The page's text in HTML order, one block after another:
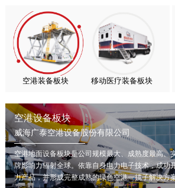
空港装备板块 移动医疗装备板块
空港设备板块
威海广泰空港设备股份有限公司
空港地面设备板块是公司规模最大、成熟度最高、
牌影响力辐射全球。依靠自身电力电子技术，成功
力产品，并形成完整成熟的绿色空港一揽子解决方